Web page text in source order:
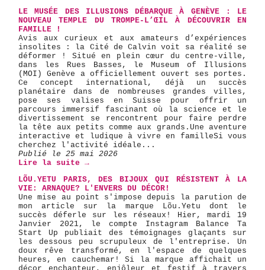
LE MUSÉE DES ILLUSIONS DÉBARQUE À GENÈVE : LE
NOUVEAU TEMPLE DU TROMPE-L’ŒIL À DÉCOUVRIR EN
FAMILLE !
Avis aux curieux et aux amateurs d’expériences
insolites : la Cité de Calvin voit sa réalité se
déformer ! Situé en plein cœur du centre-ville,
dans les Rues Basses, le Museum of Illusions
(MOI) Genève a officiellement ouvert ses portes.
Ce concept international, déjà un succès
planétaire dans de nombreuses grandes villes,
pose ses valises en Suisse pour offrir un
parcours immersif fascinant où la science et le
divertissement se rencontrent pour faire perdre
la tête aux petits comme aux grands. ​Une aventure
interactive et ludique à vivre en famille ​Si vous
cherchez l'activité idéale...
Publié le 25 mai 2026
Lire la suite →
LÕU.YETU PARIS, DES BIJOUX QUI RÉSISTENT À LA
VIE: ARNAQUE? L'ENVERS DU DÉCOR!
Une mise au point s'impose depuis la parution de
mon article sur la marque Lõu.Yetu dont le
succès déferle sur les réseaux! Hier, mardi 19
Janvier 2021, le compte Instagram Balance Ta
Start Up publiait des témoignages glaçants sur
les dessous peu scrupuleux de l'entreprise. Un
doux rêve transformé, en l'espace de quelques
heures, en cauchemar! Si la marque affichait un
décor enchanteur, enjôleur et festif à travers